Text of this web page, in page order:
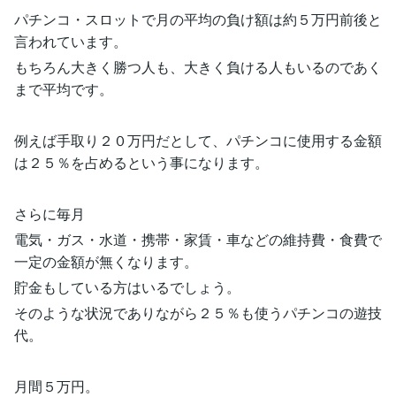
パチンコ・スロットで月の平均の負け額は約５万円前後と
言われています。
もちろん大きく勝つ人も、大きく負ける人もいるのであく
まで平均です。
例えば手取り２０万円だとして、パチンコに使用する金額
は２５％を占めるという事になります。
さらに毎月
電気・ガス・水道・携帯・家賃・車などの維持費・食費で
一定の金額が無くなります。
貯金もしている方はいるでしょう。
そのような状況でありながら２５％も使うパチンコの遊技
代。
月間５万円。